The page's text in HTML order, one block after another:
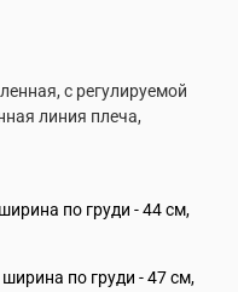
с регулируемой
линия плеча,
ширина по груди - 44 см,
по груди - 47 см,